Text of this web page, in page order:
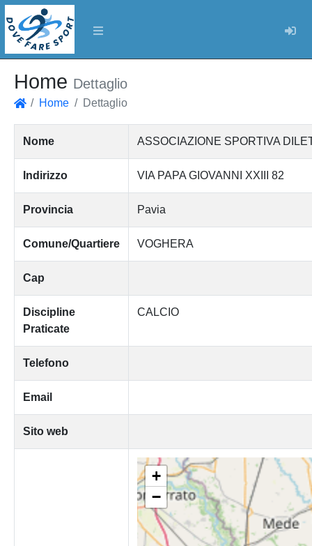
Home Dettaglio
Home Dettaglio
Nome ASSOCIAZIONE SPORTIVA
Indirizzo VIA PAPA GIOVANNI XXIII 82
Provincia Pavia
Comune/Quartiere VOGHERA
Cap
Discipline
Praticate
CALCIO
Telefono
Email
Sito web
+
−